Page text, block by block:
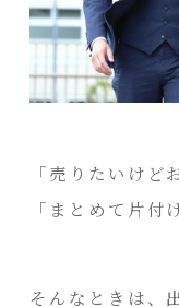
「売りたいけど
「まとめて片付
そんなときは、